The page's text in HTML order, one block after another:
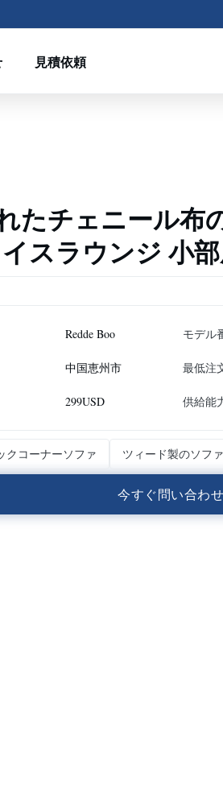
見積依頼
たチェニール布
スラウンジ 小
Redde Boo モデル
中国恵州市 最低注
299USD 供給能
クコーナーソファ ツィード製のソファ
今すぐ問い合わせ